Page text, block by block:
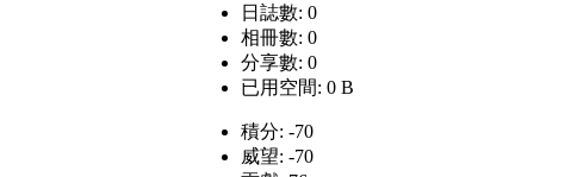
日誌數: 0
相冊數: 0
分享數: 0
已用空間: 0 B
積分: -70
威望: -70